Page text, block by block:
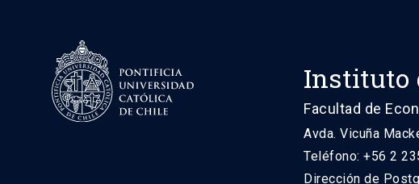
Instituto
Facultad de
Avda. Vicuña
Teléfono: +56 2
Dirección de